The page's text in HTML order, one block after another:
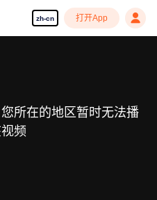
zh-cn 打开App
所在的地区暂时无法播
频